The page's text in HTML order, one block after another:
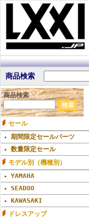
商品検索
商品検索
セール
期間限定セールパーツ
数量限定セール
モデル別（機種別）
YAMAHA
SEADOO
KAWASAKI
ドレスアップ